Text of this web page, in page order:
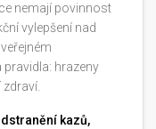
nemají povinnost
vylepšení nad
hrazeny
kazů,